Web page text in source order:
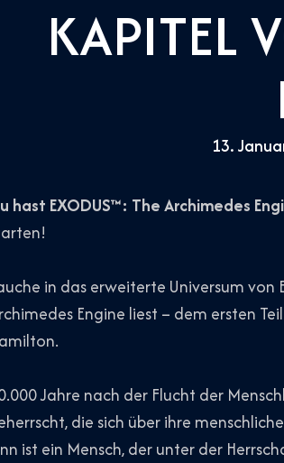
KAPITEL
13.
hast EXODUS™: The Archimedes
in das erweiterte Universum von
Engine liest – dem ersten
Jahre nach der Flucht der
die sich über ihre
ist ein Mensch, der unter der